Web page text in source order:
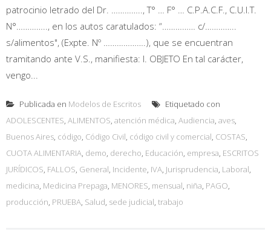
patrocinio letrado del Dr. ………….., T° … F° … C.P.A.C.F., C.U.I.T.
N°………….., en los autos caratulados: “…………… c/…………..
s/alimentos", (Expte. Nº ……………….), que se encuentran
tramitando ante V.S., manifiesta: I. OBJETO En tal carácter,
vengo...
Publicada en Modelos de Escritos
Etiquetado con
ADOLESCENTES, ALIMENTOS, atención médica, Audiencia, aves,
Buenos Aires, código, Código Civil, código civil y comercial, COSTAS,
CUOTA ALIMENTARIA, demo, derecho, Educación, empresa, ESCRITOS
JURÍDICOS, FALLOS, General, Incidente, IVA, Jurisprudencia, Laboral,
medicina, Medicina Prepaga, MENORES, mensual, niña, PAGO,
producción, PRUEBA, Salud, sede judicial, trabajo